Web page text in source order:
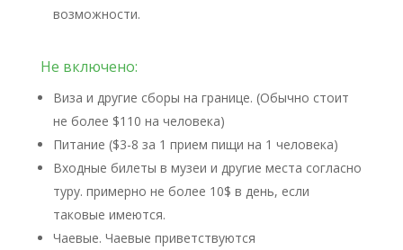
возможности.
Не включено:
Виза и другие сборы на границе. (Обычно стоит
не более $110 на человека)
Питание ($3-8 за 1 прием пищи на 1 человека)
Входные билеты в музеи и другие места согласно
туру. примерно не более 10$ в день, если
таковые имеются.
Чаевые. Чаевые приветствуются